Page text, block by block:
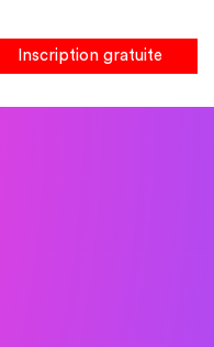
Inscription gratuite